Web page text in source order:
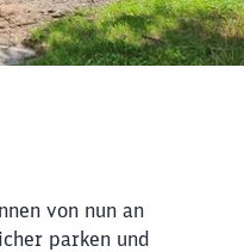
von nun an
parken und